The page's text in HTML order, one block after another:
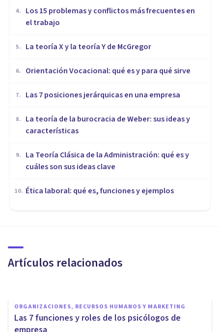
4.
​Los 15 problemas y conflictos más frecuentes en
el trabajo
5. La teoría X y la teoría Y de McGregor
6. Orientación Vocacional: qué es y para qué sirve
7. Las 7 posiciones jerárquicas en una empresa
8.
La teoría de la burocracia de Weber: sus ideas y
características
9.
La Teoría Clásica de la Administración: qué es y
cuáles son sus ideas clave
10. Ética laboral: qué es, funciones y ejemplos
Artículos relacionados
gestionar el estrés laboral
ORGANIZACIONES, RECURSOS HUMANOS Y MARKETING
​Las 7 funciones y roles de los psicólogos de